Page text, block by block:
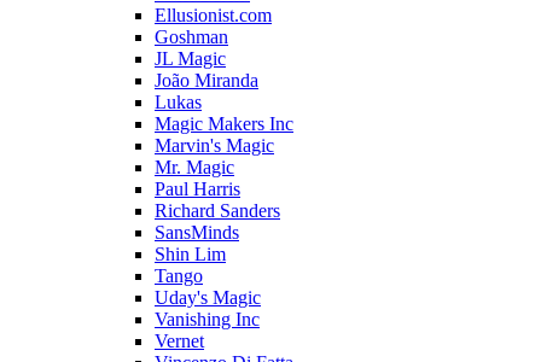
Ellusionist.com
Goshman
JL Magic
João Miranda
Lukas
Magic Makers Inc
Marvin's Magic
Mr. Magic
Paul Harris
Richard Sanders
SansMinds
Shin Lim
Tango
Uday's Magic
Vanishing Inc
Vernet